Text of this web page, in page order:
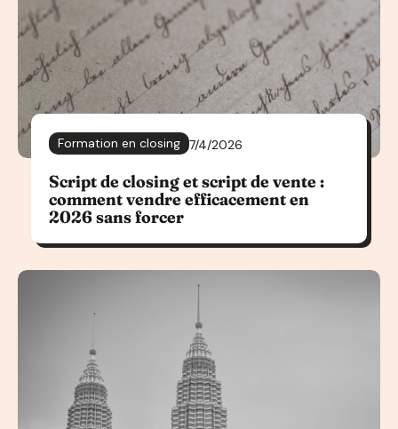
Formation en closing 7/4/2026
Script de closing et script de vente :
comment vendre efficacement en
2026 sans forcer